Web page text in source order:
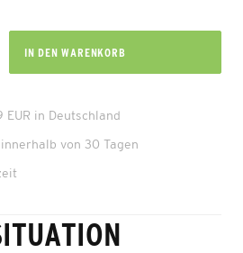
IN DEN WARENKORB
in Deutschland
von 30 Tagen